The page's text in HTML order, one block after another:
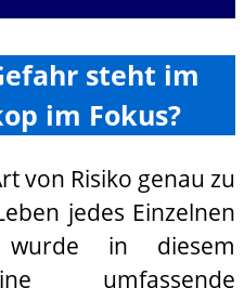
steht im
im Fokus?
von Risiko genau zu
jedes Einzelnen
wurde in diesem
umfassende